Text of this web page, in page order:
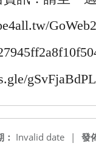
發
Invalid date
|